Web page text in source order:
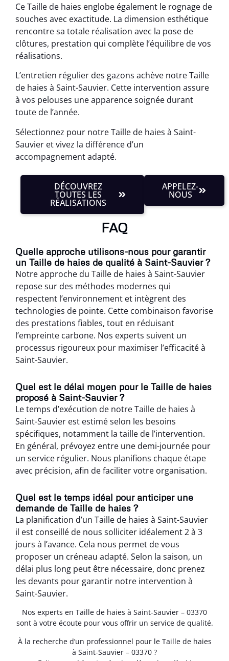
Ce Taille de haies englobe également le rognage de
souches avec exactitude. La dimension esthétique
rencontre sa totale réalisation avec la pose de
clôtures, prestation qui complète l’équilibre de vos
réalisations.
L’entretien régulier des gazons achève notre Taille
de haies à Saint-Sauvier. Cette intervention assure
à vos pelouses une apparence soignée durant
toute de l’année.
Sélectionnez pour notre Taille de haies à Saint-
Sauvier et vivez la différence d’un
accompagnement adapté.
DÉCOUVREZ
TOUTES LES
RÉALISATIONS
APPELEZ-
NOUS
FAQ
Quelle approche utilisons-nous pour garantir
un Taille de haies de qualité à Saint-Sauvier ?
Notre approche du Taille de haies à Saint-Sauvier
repose sur des méthodes modernes qui
respectent l’environnement et intègrent des
technologies de pointe. Cette combinaison favorise
des prestations fiables, tout en réduisant
l’empreinte carbone. Nos experts suivent un
processus rigoureux pour maximiser l’efficacité à
Saint-Sauvier.
Quel est le délai moyen pour le Taille de haies
proposé à Saint-Sauvier ?
Le temps d’exécution de notre Taille de haies à
Saint-Sauvier est estimé selon les besoins
spécifiques, notamment la taille de l’intervention.
En général, prévoyez entre une demi-journée pour
un service régulier. Nous planifions chaque étape
avec précision, afin de faciliter votre organisation.
Quel est le temps idéal pour anticiper une
demande de Taille de haies ?
La planification d’un Taille de haies à Saint-Sauvier
il est conseillé de nous solliciter idéalement 2 à 3
jours à l’avance. Cela nous permet de vous
proposer un créneau adapté. Selon la saison, un
délai plus long peut être nécessaire, donc prenez
les devants pour garantir notre intervention à
Saint-Sauvier.
Nos experts en Taille de haies à Saint-Sauvier – 03370
sont à votre écoute pour vous offrir un service de qualité.
À la recherche d’un professionnel pour le Taille de haies
à Saint-Sauvier – 03370 ?